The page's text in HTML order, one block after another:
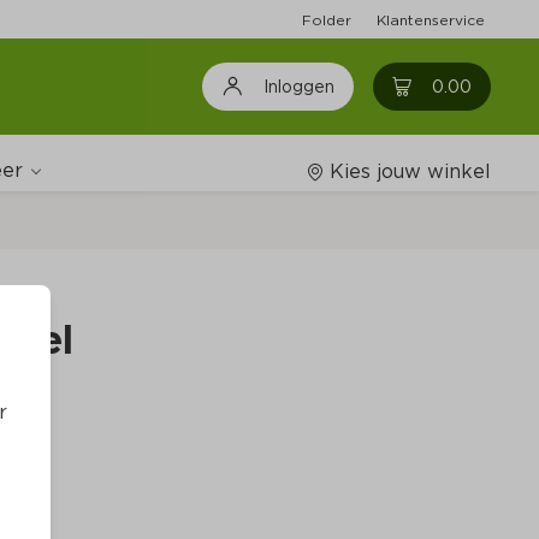
Folder Klantenservice
Inloggen 0.00 0
Wijnshop
Kies jouw winkel